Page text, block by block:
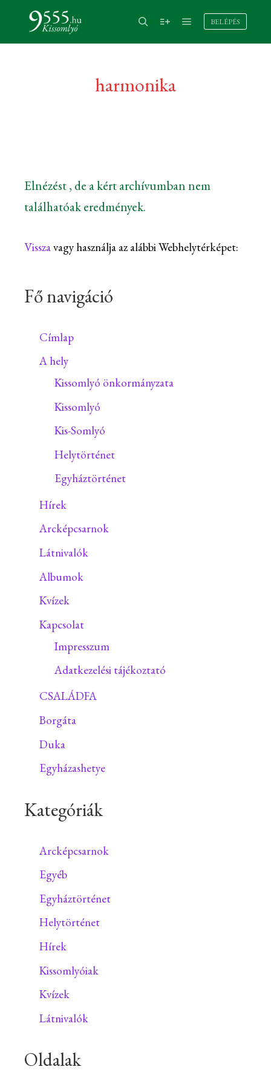
BELÉPÉS
harmonika
Elnézést , de a kért archívumban nem
találhatóak eredmények.
Visszavagy használja az alábbi Webhelytérképet:
Fő navigáció
Címlap
A hely
Kissomlyó önkormányzata
Kissomlyó
Kis-Somlyó
Helytörténet
Egyháztörténet
Hírek
Arcképcsarnok
Látnivalók
Albumok
Kvízek
Kapcsolat
Impresszum
Adatkezelési tájékoztató
CSALÁDFA
Borgáta
Duka
Egyházashetye
Kategóriák
Arcképcsarnok
Egyéb
Egyháztörténet
Helytörténet
Hírek
Kissomlyóiak
Kvízek
Látnivalók
Oldalak